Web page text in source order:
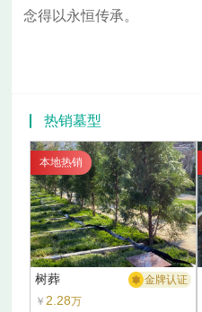
念得以永恒传承。
热销墓型
本地热销
树葬
金牌认证
￥ 2.28万